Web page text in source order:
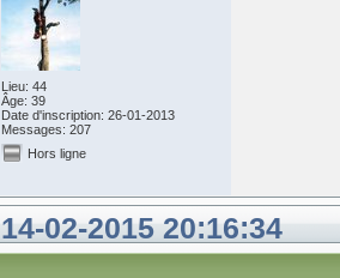
Lieu: 44
Âge: 39
Date d'inscription: 26-01-2013
Messages: 207
Hors ligne
14-02-2015 20:16:34